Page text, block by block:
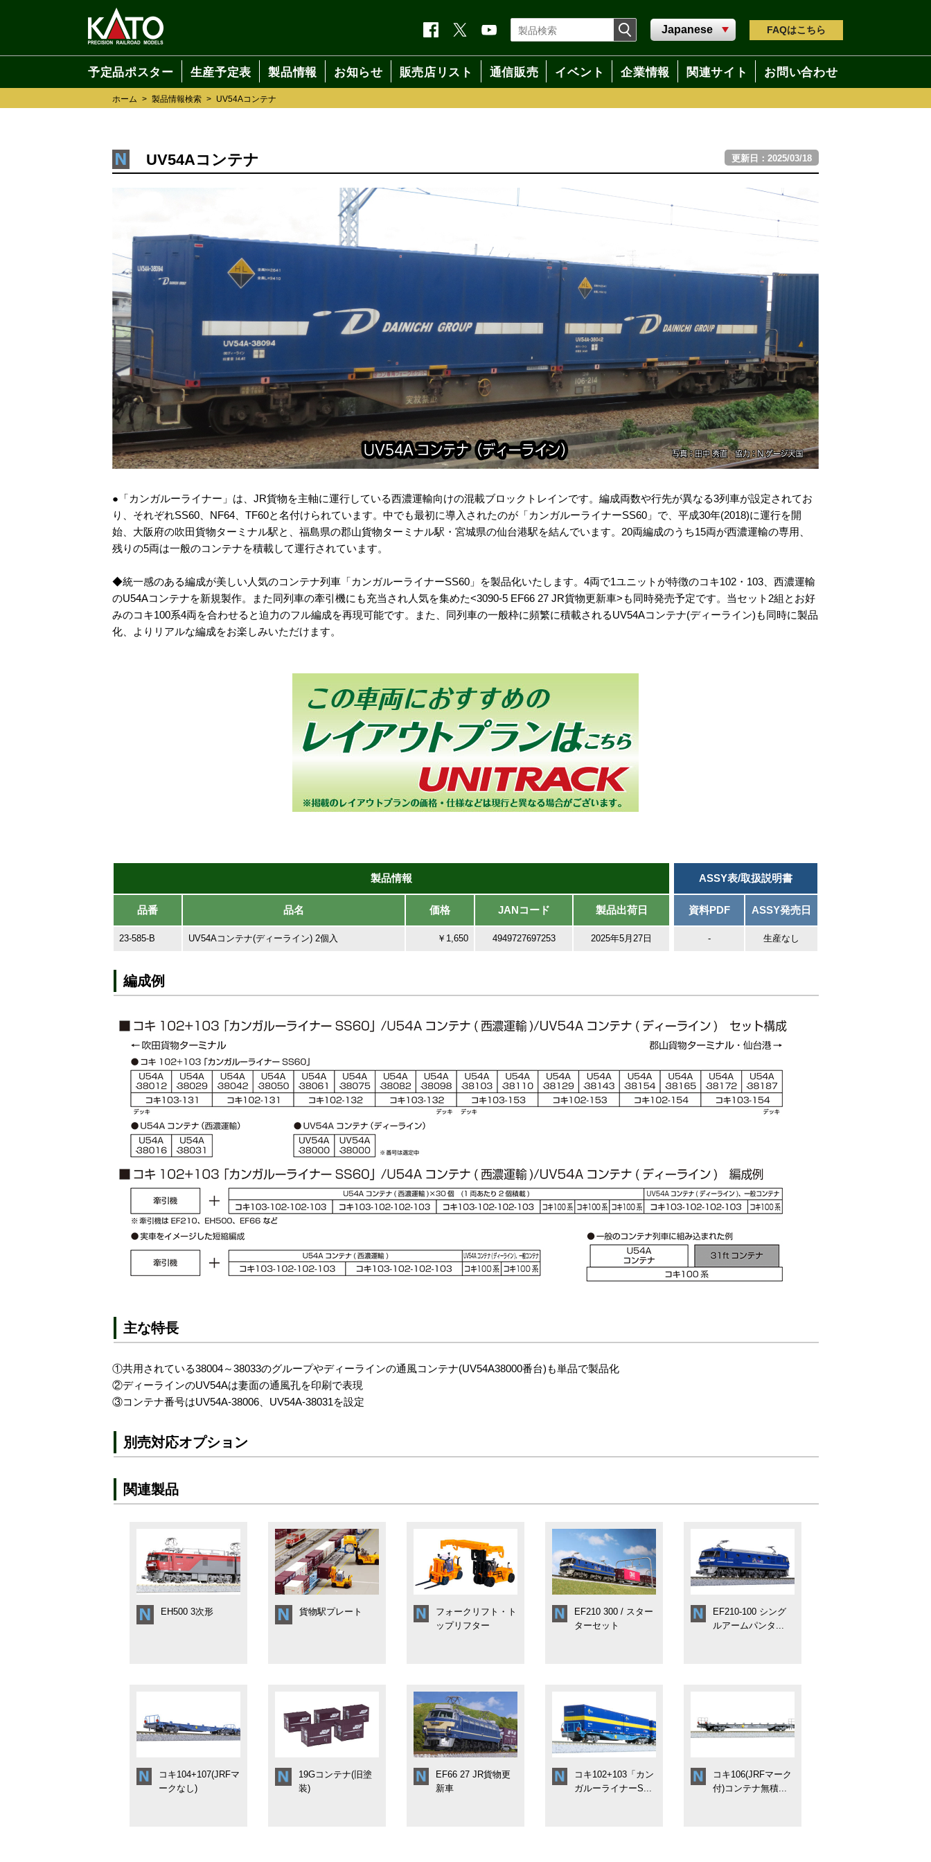
FAQはこちら
予定品ポスター 生産予定表 製品情報 お知らせ 販売店リスト 通信販売 イベント 企業情報 関連サイト お問い合わせ
ホーム > 製品情報検索 > UV54Aコンテナ
UV54Aコンテナ 更新日：2025/03/18
●「カンガルーライナー」は、JR貨物を主軸に運行している西濃運輸向けの混載ブロックトレインです。編成両数や行先が異なる3列車が設定されてお
り、それぞれSS60、NF64、TF60と名付けられています。中でも最初に導入されたのが「カンガルーライナーSS60」で、平成30年(2018)に運行を開
始、大阪府の吹田貨物ターミナル駅と、福島県の郡山貨物ターミナル駅・宮城県の仙台港駅を結んでいます。20両編成のうち15両が西濃運輸の専用、
残りの5両は一般のコンテナを積載して運行されています。
◆統一感のある編成が美しい人気のコンテナ列車「カンガルーライナーSS60」を製品化いたします。4両で1ユニットが特徴のコキ102・103、西濃運輸
のU54Aコンテナを新規製作。また同列車の牽引機にも充当され人気を集めた<3090-5 EF66 27 JR貨物更新車>も同時発売予定です。当セット2組とお好
みのコキ100系4両を合わせると迫力のフル編成を再現可能です。また、同列車の一般枠に頻繁に積載されるUV54Aコンテナ(ディーライン)も同時に製品
化、よりリアルな編成をお楽しみいただけます。
製品情報 ASSY表/取扱説明書
品番 品名 価格 JANコード 製品出荷日 資料PDF ASSY発売日
23-585-B UV54Aコンテナ(ディーライン) 2個入 ￥1,650 4949727697253 2025年5月27日 - 生産なし
編成例
主な特長
①共用されている38004～38033のグループやディーラインの通風コンテナ(UV54A38000番台)も単品で製品化
②ディーラインのUV54Aは妻面の通風孔を印刷で表現
③コンテナ番号はUV54A-38006、UV54A-38031を設定
別売対応オプション
関連製品
EH500 3次形 貨物駅プレート
フォークリフト・ト
ップリフター
EF210 300 / スター
ターセット
EF210-100 シング
ルアームパンタ...
コキ104+107(JRFマ
ークなし)
19Gコンテナ(旧塗
装)
EF66 27 JR貨物更
新車
コキ102+103「カン
ガルーライナーS...
コキ106(JRFマーク
付)コンテナ無積...